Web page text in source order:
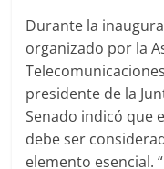
Durante la
organizado por la
presidente de la
Senado indicó que
debe ser
elemento esencial.